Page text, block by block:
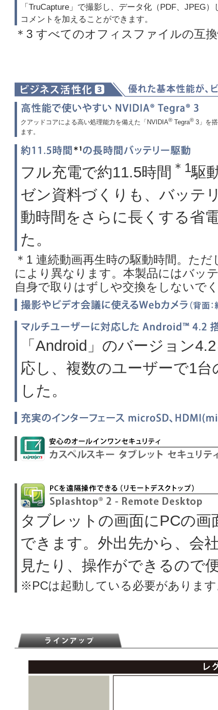
「TruCapture」で撮影し、データ化（PDF、JPEG
コメントを加えることができます。
＊3 すべてのオフィスファイルの互
クアッドコアによる高い処理能力を備えた「NVIDIA® Tegra® 3」を
ます。
フル充電で約11.5時間 ＊1駆
ゼン資料づくりも、バッテ
動時間をさらに長くする省
た。
＊1 連続動画再生時の駆動時間。た
により異なります。本製品にはバッ
自身で取りはずしや交換をしないで
「Android」のバージョン
応し、複数のユーザーで1
した。
タブレットの画面にPCの
できます。外出先から、会
見たり、操作ができるので
※PCは起動している必要がありま